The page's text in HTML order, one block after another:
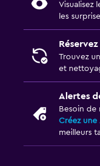
Visualisez
les
Trouvez
et
Alertes
Besoin de
Créez
meilleurs